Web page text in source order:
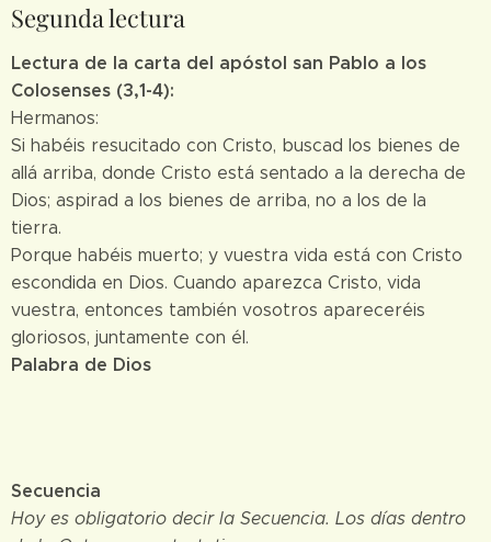
Segunda lectura
Lectura de la carta del apóstol san Pablo a los
Colosenses (3,1-4):
Hermanos:
Si habéis resucitado con Cristo, buscad los bienes de
allá arriba, donde Cristo está sentado a la derecha de
Dios; aspirad a los bienes de arriba, no a los de la
tierra.
Porque habéis muerto; y vuestra vida está con Cristo
escondida en Dios. Cuando aparezca Cristo, vida
vuestra, entonces también vosotros apareceréis
gloriosos, juntamente con él.
Palabra de Dios
Secuencia
Hoy es obligatorio decir la Secuencia. Los días dentro